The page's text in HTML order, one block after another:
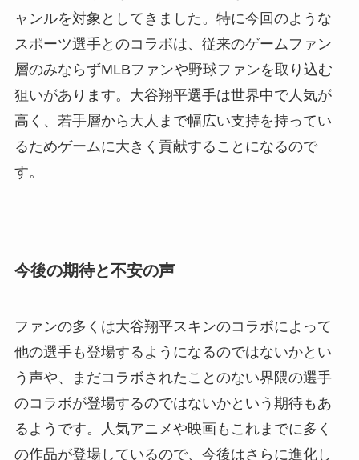
ャンルを対象としてきました。特に今回のような
スポーツ選手とのコラボは、従来のゲームファン
層のみならずMLBファンや野球ファンを取り込む
狙いがあります。大谷翔平選手は世界中で人気が
高く、若手層から大人まで幅広い支持を持ってい
るためゲームに大きく貢献することになるので
す。
今後の期待と不安の声
ファンの多くは大谷翔平スキンのコラボによって
他の選手も登場するようになるのではないかとい
う声や、まだコラボされたことのない界隈の選手
のコラボが登場するのではないかという期待もあ
るようです。人気アニメや映画もこれまでに多く
の作品が登場しているので、今後はさらに進化し